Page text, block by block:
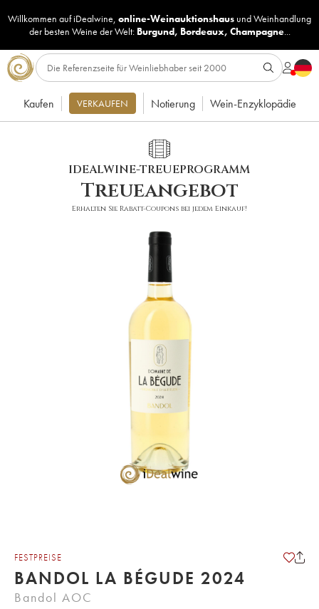
Willkommen auf iDealwine, online-Weinauktionshaus undWeinhandlung
der besten Weine der Welt: Burgund, Bordeaux, Champagne...
Kaufen VERKAUFEN Notierung Wein-Enzyklopädie
IDEALWINE-TREUEPROGRAMM
Treueangebot
Erhalten Sie Rabatt-Coupons bei jedem Einkauf!
FESTPREISE
BANDOL LA BÉGUDE 2024
Bandol AOC